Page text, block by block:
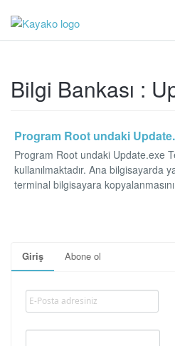
Haberler
Giriş Abone ol
Bilgi Bankası :
Program Root undaki
Program Root undaki Update.exe
kullanılmaktadır. Ana bilgisayarda
terminal bilgisayara